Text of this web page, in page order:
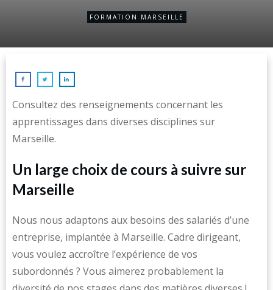
FORMATION MARSEILLE
Consultez des renseignements concernant les
apprentissages dans diverses disciplines sur
Marseille.
Un large choix de cours à suivre sur
Marseille
Nous nous adaptons aux besoins des salariés d’une
entreprise, implantée à Marseille. Cadre dirigeant,
vous voulez accroître l’expérience de vos
subordonnés ? Vous aimerez probablement la